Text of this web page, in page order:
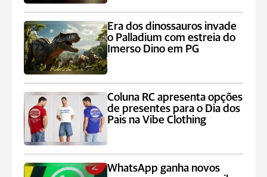
Era dos dinossauros invade
o Palladium com estreia do
Imerso Dino em PG
Coluna RC apresenta opções
de presentes para o Dia dos
Pais na Vibe Clothing
WhatsApp ganha novos